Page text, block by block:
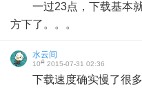
一过23点，下载基本
方下了。。。
水云间
10# 2015-07-31 02:36
下载速度确实慢了很